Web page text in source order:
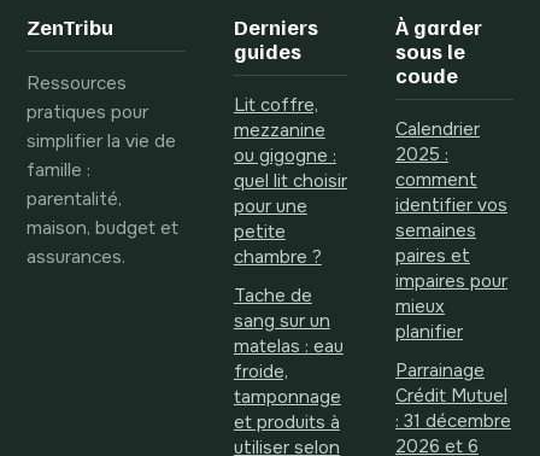
litiges
conseils de vente
ZenTribu
Ressources
pratiques pour
simplifier la vie de
famille :
parentalité,
maison, budget et
assurances.
Derniers
guides
Lit coffre,
mezzanine
ou gigogne :
quel lit choisir
pour une
petite
chambre ?
Tache de
sang sur un
matelas : eau
froide,
tamponnage
et produits à
utiliser selon
À garder
sous le
coude
Calendrier
2025 :
comment
identifier vos
semaines
paires et
impaires pour
mieux
planifier
Parrainage
Crédit Mutuel
: 31 décembre
2026 et 6